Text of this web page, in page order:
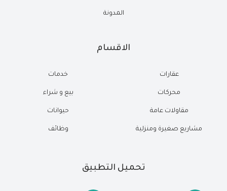
المدونة
الاقسام
عقارات
محركات
مقاولات عامة
مشاريع صغيرة ومنزلية
خدمات
بيع و شراء
حيوانات
وظائف
تحميل التطبيق